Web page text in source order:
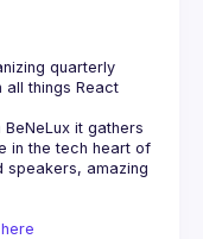
quarterly
it gathers
in the tech heart of
speakers, amazing
here